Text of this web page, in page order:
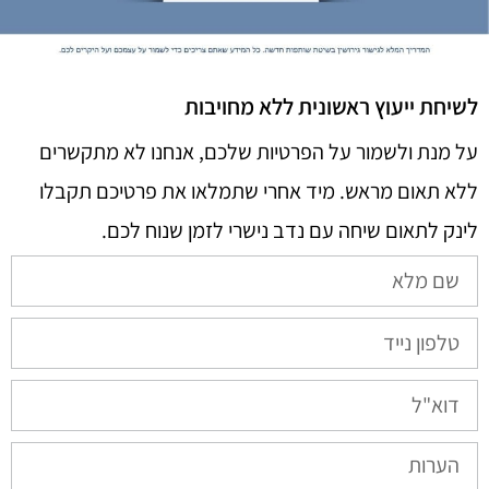
לשיחת ייעוץ ראשונית ללא מחויבות
על מנת ולשמור על הפרטיות שלכם, אנחנו לא מתקשרים
ללא תאום מראש. מיד אחרי שתמלאו את פרטיכם תקבלו
לינק לתאום שיחה עם נדב נישרי לזמן שנוח לכם.​